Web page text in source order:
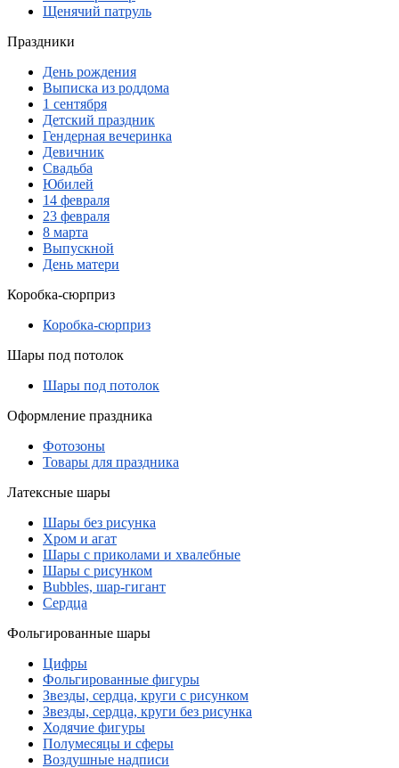
Щенячий патруль
Праздники
День рождения
Выписка из роддома
1 сентября
Детский праздник
Гендерная вечеринка
Девичник
Свадьба
Юбилей
14 февраля
23 февраля
8 марта
Выпускной
День матери
Коробка-сюрприз
Коробка-сюрприз
Шары под потолок
Шары под потолок
Оформление праздника
Фотозоны
Товары для праздника
Латексные шары
Шары без рисунка
Хром и агат
Шары с приколами и хвалебные
Шары с рисунком
Bubbles, шар-гигант
Сердца
Фольгированные шары
Цифры
Фольгированные фигуры
Звезды, сердца, круги с рисунком
Звезды, сердца, круги без рисунка
Ходячие фигуры
Полумесяцы и сферы
Воздушные надписи